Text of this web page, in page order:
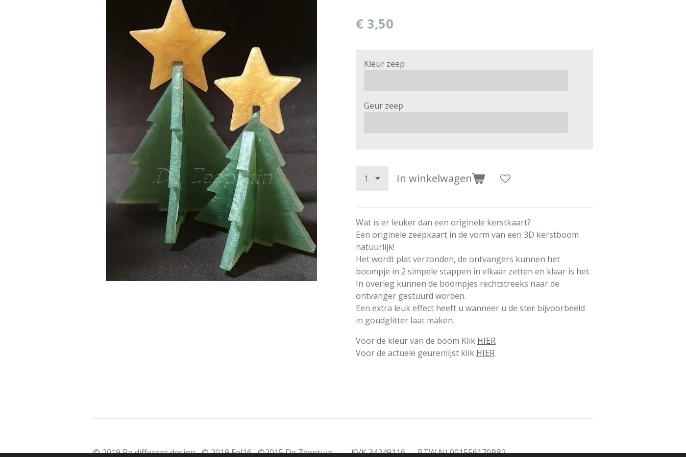
€ 3,50
Kleur zeep
Geur zeep
In winkelwagen
Wat is er leuker dan een originele kerstkaart?
Een originele zeepkaart in de vorm van een 3D kerstboom
natuurlijk!
Het wordt plat verzonden, de ontvangers kunnen het
boompje in 2 simpele stappen in elkaar zetten en klaar is het.
In overleg kunnen de boompjes rechtstreeks naar de
ontvanger gestuurd worden.
Een extra leuk effect heeft u wanneer u de ster bijvoorbeeld
in goudglitter laat maken.
Voor de kleur van de boom Klik HIER
Voor de actuele geurenlijst klik HIER
© 2019 Be different design © 2019 Fol16 ©2015 De Zeeptuin KVK 34249116 BTW NL001556170B82